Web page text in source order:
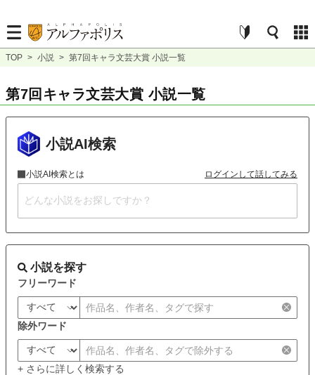
TOP > 小説 > 第7回キャラ文芸大賞 小説一覧
第7回キャラ文芸大賞 小説一覧
小説AI検索
小説AI検索とは ログインして話してみる
小説を探す
フリーワード
除外ワード
+ さらに詳しく検索する